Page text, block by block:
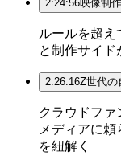
2:24:56映像制
ルールを超え
と制作サイド
2:26:16Z世代の
クラウドフ
メディアに
を紐解く